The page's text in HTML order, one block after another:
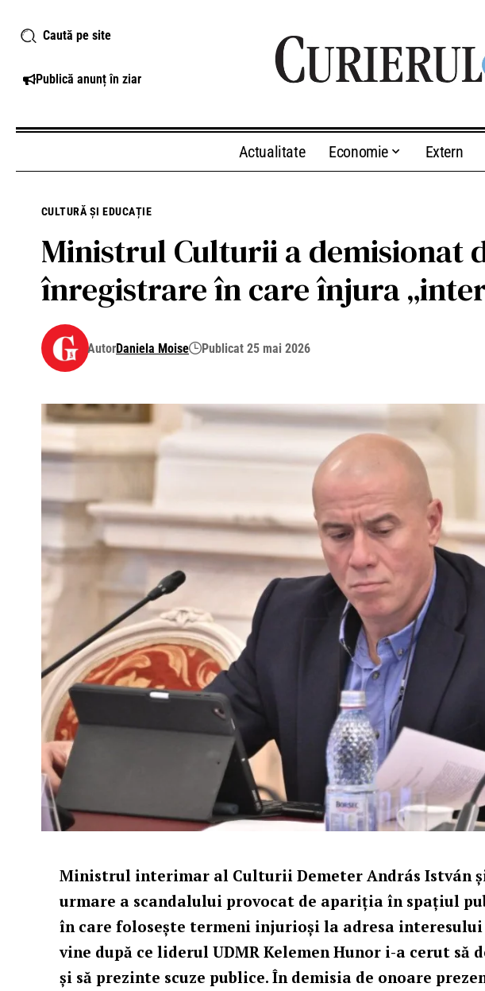
Caută pe site
Publică anunț în ziar
Actualitate Economie Extern
CULTURĂ ȘI EDUCAȚIE
Ministrul Culturii a demisionat
înregistrare în care înjura
AutorDaniela Moise Publicat 25 mai 2026
Ministrul interimar al Culturii Demeter András István
urmare a scandalului provocat de apariţia în spaţiul
în care foloseşte termeni injurioşi la adresa interesului
vine după ce liderul UDMR Kelemen Hunor i-a cerut să
şi să prezinte scuze publice. În demisia de onoare